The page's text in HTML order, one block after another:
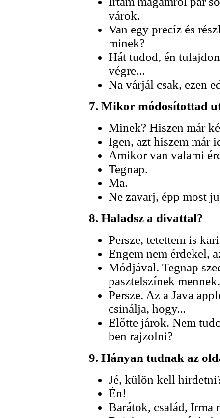
várok.
Van egy precíz és
minek?
Hát tudod, én
végre...
Na várjál csak, ezen
7. Mikor módosítottad
Minek? Hiszen már
Igen, azt hiszem már
Amikor van valami
Tegnap.
Ma.
Ne zavarj, épp most
8. Haladsz a divattal?
Persze, tetettem is
Engem nem érdekel,
Módjával. Tegnap
pasztelszínek mennek.
Persze. Az a Java
csinálja, hogy...
Előtte járok. Nem
ben rajzolni?
9. Hányan tudnak az
Jé, külön kell
Én!
Barátok, család, Irma